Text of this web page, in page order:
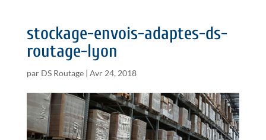
stockage-envois-adaptes-ds-
routage-lyon
par DS Routage| Avr 24, 2018